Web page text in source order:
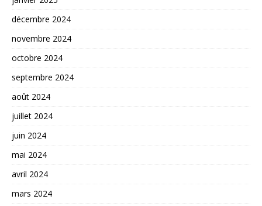
décembre 2024
novembre 2024
octobre 2024
septembre 2024
août 2024
juillet 2024
juin 2024
mai 2024
avril 2024
mars 2024